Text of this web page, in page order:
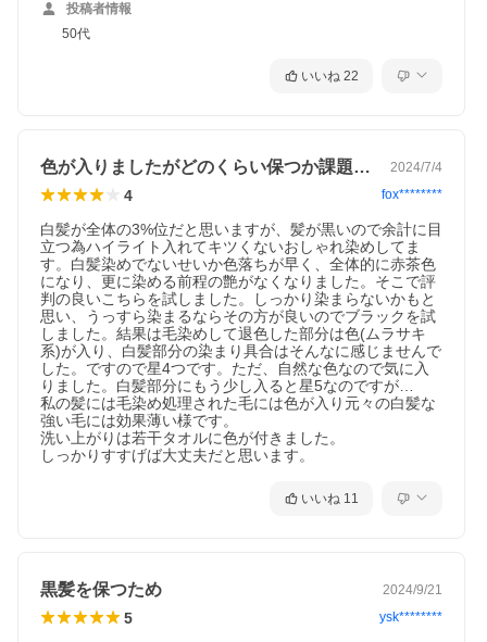
投稿者情報
50代
いいね 22
色が入りましたがどのくらい保つか課題です 2024/7/4
4 fox********
白髪が全体の3%位だと思いますが、髪が黒いので余計に目
立つ為ハイライト入れてキツくないおしゃれ染めしてま
す。白髪染めでないせいか色落ちが早く、全体的に赤茶色
になり、更に染める前程の艶がなくなりました。そこで評
判の良いこちらを試しました。しっかり染まらないかもと
思い、うっすら染まるならその方が良いのでブラックを試
しました。結果は毛染めして退色した部分は色(ムラサキ
系)が入り、白髪部分の染まり具合はそんなに感じませんで
した。ですので星4つです。ただ、自然な色なので気に入
りました。白髪部分にもう少し入ると星5なのですが…
私の髪には毛染め処理された毛には色が入り元々の白髪な
強い毛には効果薄い様です。
洗い上がりは若干タオルに色が付きました。
しっかりすすげば大丈夫だと思います。
いいね 11
黒髪を保つため 2024/9/21
5 ysk********